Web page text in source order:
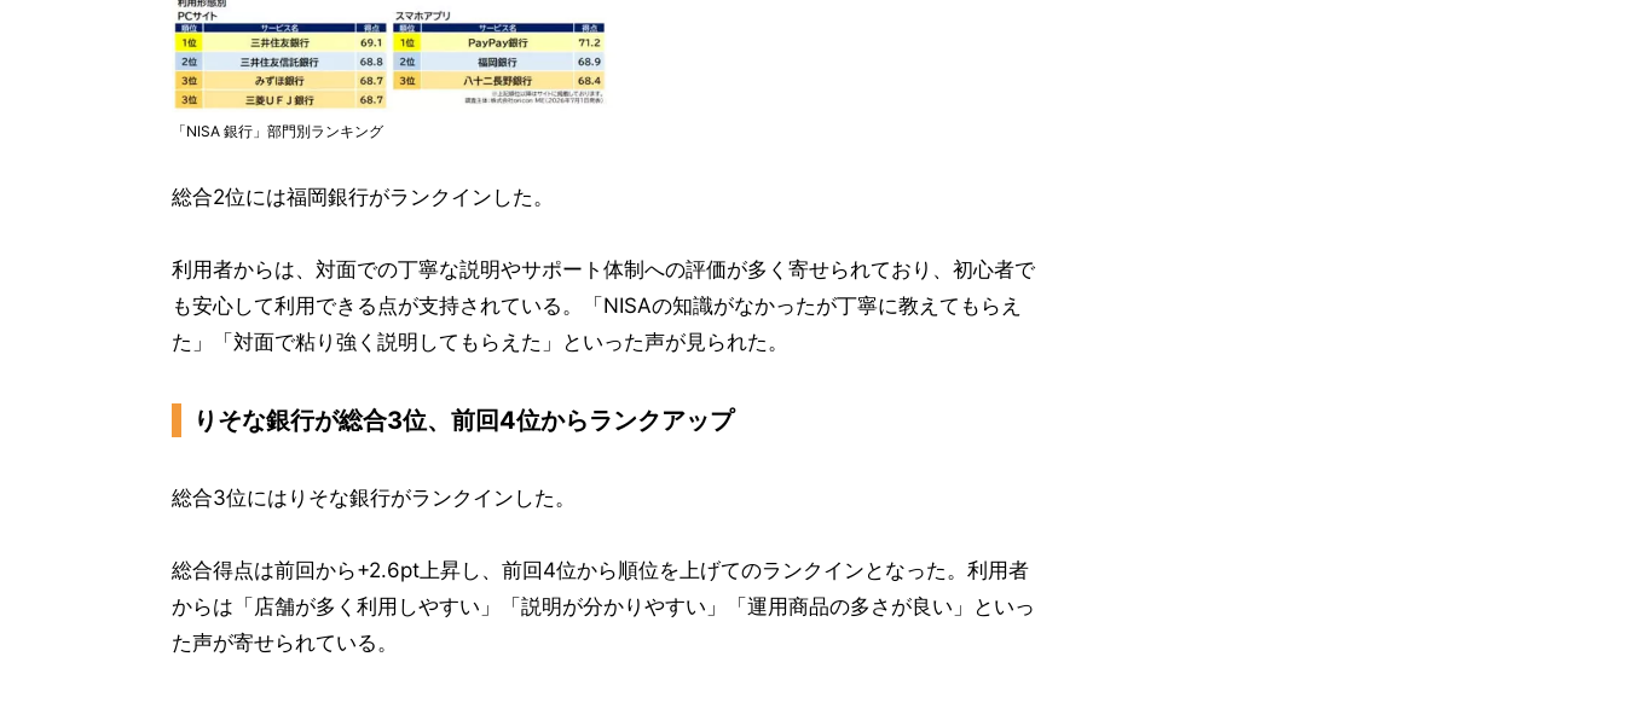
「NISA 銀行」部門別ランキング
総合2位には福岡銀行がランクインした。
利用者からは、対面での丁寧な説明やサポート体制への評価が多く寄せられており、初心者で
も安心して利用できる点が支持されている。「NISAの知識がなかったが丁寧に教えてもらえ
た」「対面で粘り強く説明してもらえた」といった声が見られた。
りそな銀行が総合3位、前回4位からランクアップ
総合3位にはりそな銀行がランクインした。
総合得点は前回から+2.6pt上昇し、前回4位から順位を上げてのランクインとなった。利用者
からは「店舗が多く利用しやすい」「説明が分かりやすい」「運用商品の多さが良い」といっ
た声が寄せられている。